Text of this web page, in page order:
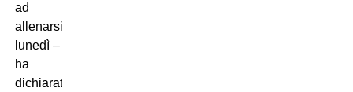
ad
allenarsi
lunedì –
ha
dichiarato